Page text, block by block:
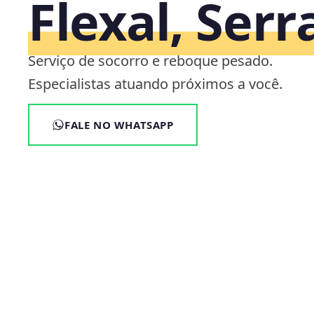
Flexal,
Serviço de socorro e reboque pesado.
Especialistas atuando próximos a você.
FALE NO WHATSAPP